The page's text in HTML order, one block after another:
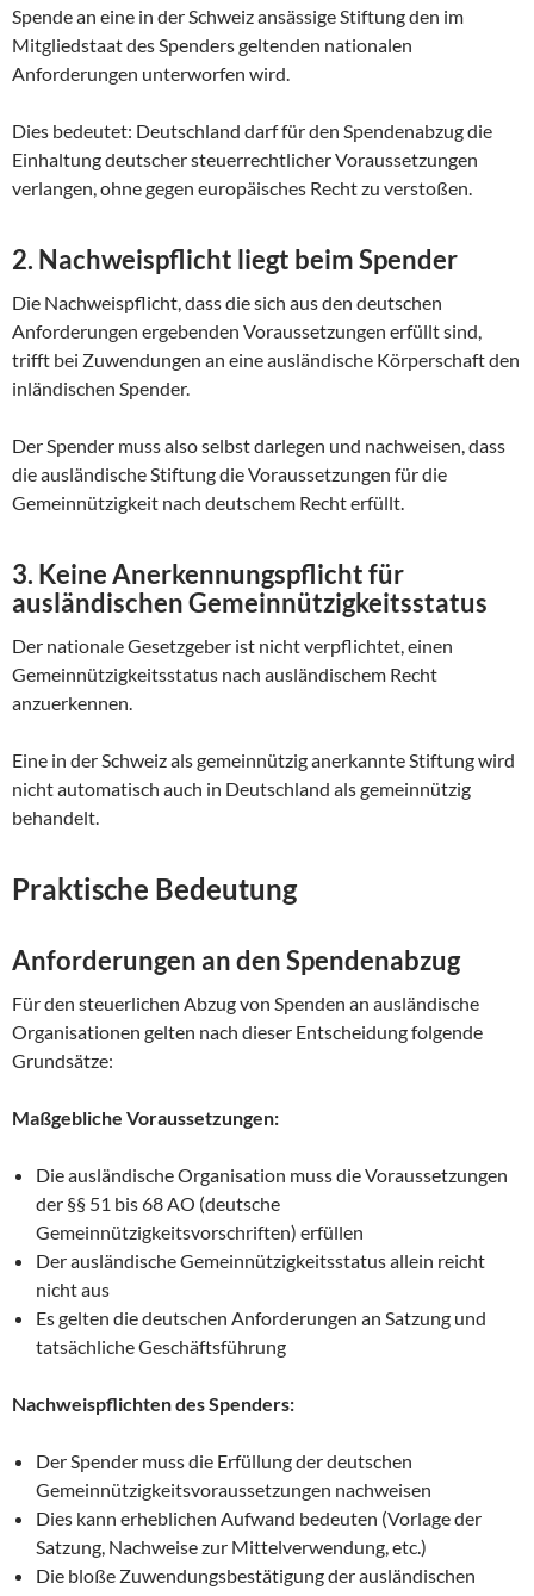
Spende an eine in der Schweiz ansässige Stiftung den im
Mitgliedstaat des Spenders geltenden nationalen
Anforderungen unterworfen wird.
Dies bedeutet: Deutschland darf für den Spendenabzug die
Einhaltung deutscher steuerrechtlicher Voraussetzungen
verlangen, ohne gegen europäisches Recht zu verstoßen.
2. Nachweispflicht liegt beim Spender
Die Nachweispflicht, dass die sich aus den deutschen
Anforderungen ergebenden Voraussetzungen erfüllt sind,
trifft bei Zuwendungen an eine ausländische Körperschaft den
inländischen Spender.
Der Spender muss also selbst darlegen und nachweisen, dass
die ausländische Stiftung die Voraussetzungen für die
Gemeinnützigkeit nach deutschem Recht erfüllt.
3. Keine Anerkennungspflicht für
ausländischen Gemeinnützigkeitsstatus
Der nationale Gesetzgeber ist nicht verpflichtet, einen
Gemeinnützigkeitsstatus nach ausländischem Recht
anzuerkennen.
Eine in der Schweiz als gemeinnützig anerkannte Stiftung wird
nicht automatisch auch in Deutschland als gemeinnützig
behandelt.
Praktische Bedeutung
Anforderungen an den Spendenabzug
Für den steuerlichen Abzug von Spenden an ausländische
Organisationen gelten nach dieser Entscheidung folgende
Grundsätze:
Maßgebliche Voraussetzungen:
Die ausländische Organisation muss die Voraussetzungen
der §§ 51 bis 68 AO (deutsche
Gemeinnützigkeitsvorschriften) erfüllen
Der ausländische Gemeinnützigkeitsstatus allein reicht
nicht aus
Es gelten die deutschen Anforderungen an Satzung und
tatsächliche Geschäftsführung
Nachweispflichten des Spenders:
Der Spender muss die Erfüllung der deutschen
Gemeinnützigkeitsvoraussetzungen nachweisen
Dies kann erheblichen Aufwand bedeuten (Vorlage der
Satzung, Nachweise zur Mittelverwendung, etc.)
Die bloße Zuwendungsbestätigung der ausländischen